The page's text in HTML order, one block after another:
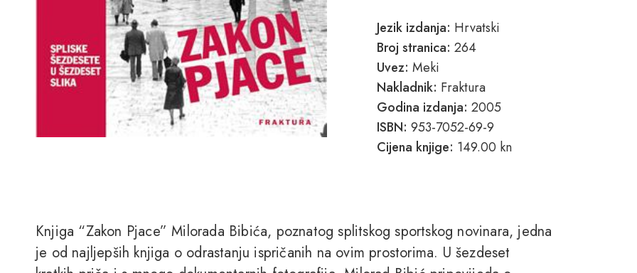
Jezik izdanja: Hrvatski
Broj stranica: 264
Uvez: Meki
Nakladnik: Fraktura
Godina izdanja: 2005
ISBN: 953-7052-69-9
Cijena knjige: 149.00 kn
Knjiga “Zakon Pjace” Milorada Bibića, poznatog splitskog sportskog novinara, jedna
je od najljepših knjiga o odrastanju ispričanih na ovim prostorima. U šezdeset